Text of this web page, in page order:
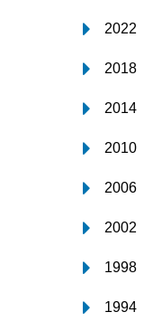
2022
2018
2014
2010
2006
2002
1998
1994